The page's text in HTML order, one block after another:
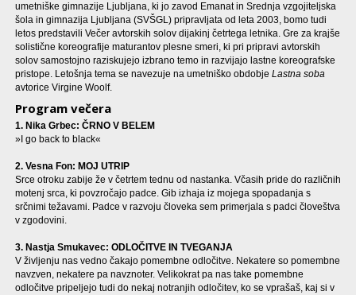
umetniške gimnazije Ljubljana, ki jo zavod Emanat in Srednja vzgojiteljska
šola in gimnazija Ljubljana (SVŠGL) pripravljata od leta 2003, bomo tudi
letos predstavili Večer avtorskih solov dijakinj četrtega letnika. Gre za krajše
solistične koreografije maturantov plesne smeri, ki pri pripravi avtorskih
solov samostojno raziskujejo izbrano temo in razvijajo lastne koreografske
pristope. Letošnja tema se navezuje na umetniško obdobje Lastna soba
avtorice Virgine Woolf.
Program večera
1. Nika Grbec: ČRNO V BELEM
»I go back to black«
2. Vesna Fon: MOJ UTRIP
Srce otroku zabije že v četrtem tednu od nastanka. Včasih pride do različnih
motenj srca, ki povzročajo padce. Gib izhaja iz mojega spopadanja s
srčnimi težavami. Padce v razvoju človeka sem primerjala s padci človeštva
v zgodovini.
3. Nastja Smukavec: ODLOČITVE IN TVEGANJA
V življenju nas vedno čakajo pomembne odločitve. Nekatere so pomembne
navzven, nekatere pa navznoter. Velikokrat pa nas take pomembne
odločitve pripeljejo tudi do nekaj notranjih odločitev, ko se vprašaš, kaj si v